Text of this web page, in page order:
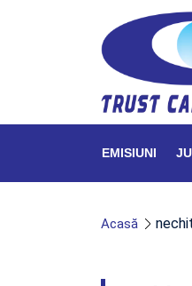
EMISIUNI
Acasă